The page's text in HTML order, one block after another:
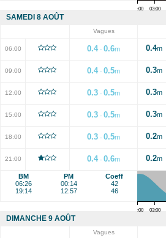
00:00 03:00
SAMEDI 8 AOÛT
Vagues
06:00 0.4-0.6m 0.4m
09:00 0.4-0.5m 0.3m
12:00 0.3 -0.5m 0.3m
15:00 0.3 -0.5m 0.3m
18:00 0.3 -0.5m 0.2m
21:00 0.4-0.6m 0.2m
BM
06:26
19:14
PM
00:14
12:57
Coeff
42
46
00:00 03:00
DIMANCHE 9 AOÛT
Vagues